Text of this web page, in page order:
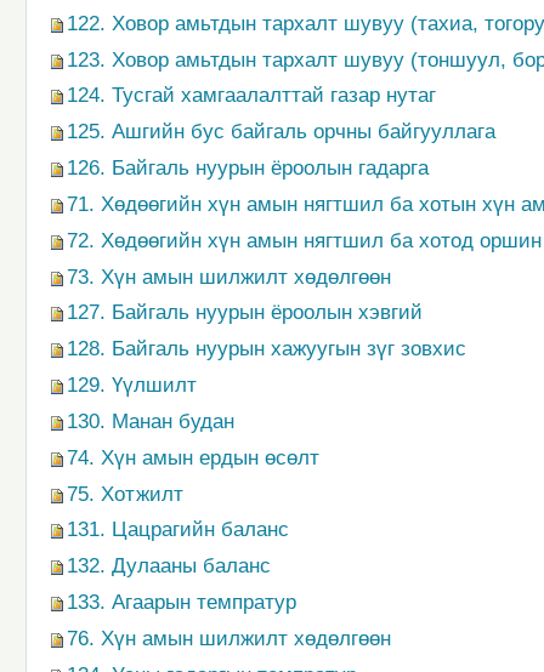
122. Ховор амьтдын тархалт шувуу (тахиа,
123. Ховор амьтдын тархалт шувуу (тоншуул,
124. Тусгай хамгаалалттай газар нутаг
125. Ашгийн бус байгаль орчны байгууллага
126. Байгаль нуурын ёроолын гадарга
71. Хөдөөгийн хүн амын нягтшил ба хотын хүн
72. Хөдөөгийн хүн амын нягтшил ба хотод
73. Хүн амын шилжилт хөдөлгөөн
127. Байгаль нуурын ёроолын хэвгий
128. Байгаль нуурын хажуугын зүг зовхис
129. Үүлшилт
130. Манан будан
74. Хүн амын ердын өсөлт
75. Хотжилт
131. Цацрагийн баланс
132. Дулааны баланс
133. Агаарын темпратур
76. Хүн амын шилжилт хөдөлгөөн